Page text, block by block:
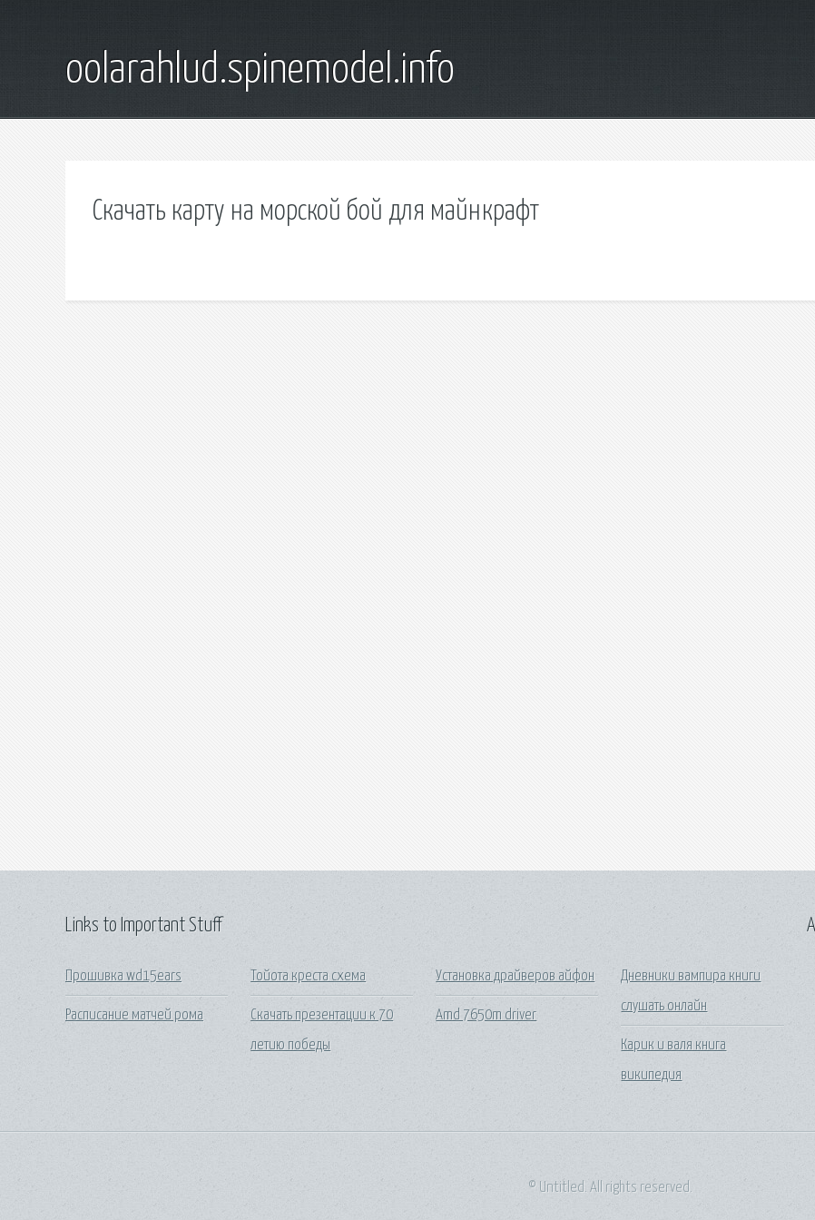
oolarahlud.spinemodel.info
Скачать карту на морской бой для майнкрафт
Links to Important Stuff
Прошивка wd15ears
Расписание матчей рома
Тойота креста схема
Скачать презентации к 70
летию победы
Установка драйверов айфон
Amd 7650m driver
Дневники вампира книги
слушать онлайн
Карик и валя книга
википедия
© Untitled. All rights reserved.